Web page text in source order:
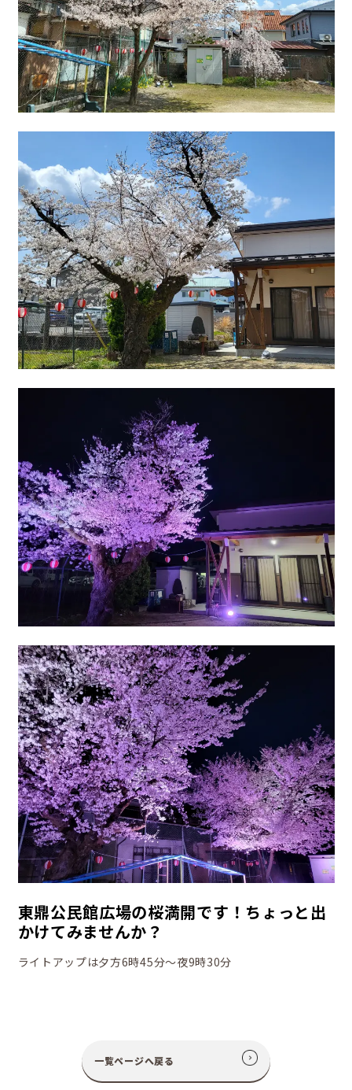
移住をお考えの方へ
お問合せ
東鼎公民館広場の桜満開です！ちょっと出
かけてみませんか？
ライトアップは夕方6時45分～夜9時30分
一覧ページへ戻る